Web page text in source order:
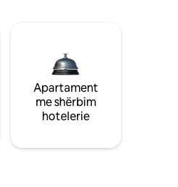
Apartament
me shërbim
hotelerie